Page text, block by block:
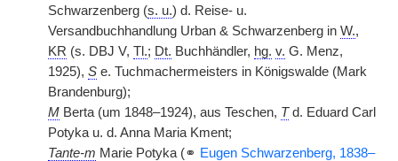
Schwarzenberg (s. u.) d. Reise- u.
Versandbuchhandlung Urban & Schwarzenberg in W.,
KR (s. DBJ V, Tl.; Dt. Buchhändler, hg. v. G. Menz,
1925), S e. Tuchmachermeisters in Königswalde (Mark
Brandenburg);
M Berta (um 1848–1924), aus Teschen, Td. Eduard Carl
Potyka u. d. Anna Maria Kment;
Tante-m Marie Potyka (⚭ Eugen Schwarzenberg, 1838–